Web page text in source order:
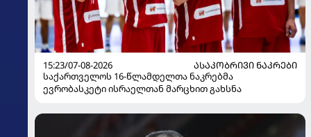
15:23/07-08-2026
ᲐᲡᲐᲙᲝᲑᲠᲘᲕᲘ ᲜᲐᲙᲠᲔᲑᲘ
საქართველოს 16-წლამდელთა ნაკრებმა
ევრობასკეტი ისრაელთან მარცხით გახსნა